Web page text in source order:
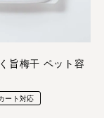
旨梅干 ペット容
ート対応